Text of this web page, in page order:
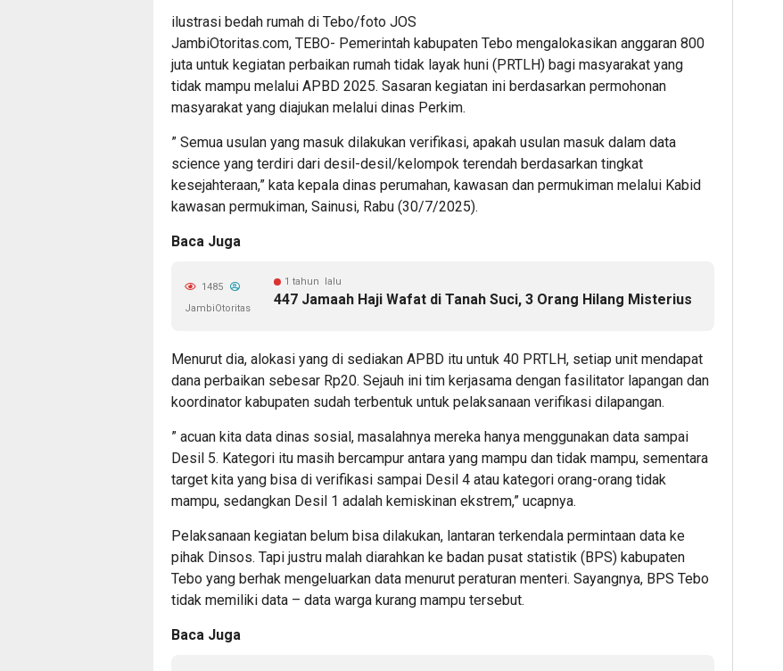
ilustrasi bedah rumah di Tebo/foto JOS
JambiOtoritas.com, TEBO- Pemerintah kabupaten Tebo mengalokasikan anggaran 800
juta untuk kegiatan perbaikan rumah tidak layak huni (PRTLH) bagi masyarakat yang
tidak mampu melalui APBD 2025. Sasaran kegiatan ini berdasarkan permohonan
masyarakat yang diajukan melalui dinas Perkim.
” Semua usulan yang masuk dilakukan verifikasi, apakah usulan masuk dalam data
science yang terdiri dari desil-desil/kelompok terendah berdasarkan tingkat
kesejahteraan,” kata kepala dinas perumahan, kawasan dan permukiman melalui Kabid
kawasan permukiman, Sainusi, Rabu (30/7/2025).
Baca Juga
1 tahun lalu
447 Jamaah Haji Wafat di Tanah Suci, 3 Orang Hilang Misterius
1485
JambiOtoritas
Menurut dia, alokasi yang di sediakan APBD itu untuk 40 PRTLH, setiap unit mendapat
dana perbaikan sebesar Rp20. Sejauh ini tim kerjasama dengan fasilitator lapangan dan
koordinator kabupaten sudah terbentuk untuk pelaksanaan verifikasi dilapangan.
” acuan kita data dinas sosial, masalahnya mereka hanya menggunakan data sampai
Desil 5. Kategori itu masih bercampur antara yang mampu dan tidak mampu, sementara
target kita yang bisa di verifikasi sampai Desil 4 atau kategori orang-orang tidak
mampu, sedangkan Desil 1 adalah kemiskinan ekstrem,” ucapnya.
Pelaksanaan kegiatan belum bisa dilakukan, lantaran terkendala permintaan data ke
pihak Dinsos. Tapi justru malah diarahkan ke badan pusat statistik (BPS) kabupaten
Tebo yang berhak mengeluarkan data menurut peraturan menteri. Sayangnya, BPS Tebo
tidak memiliki data – data warga kurang mampu tersebut.
Baca Juga